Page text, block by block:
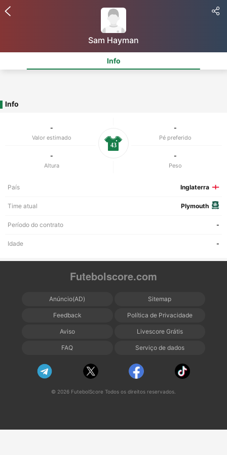
Sam Hayman
Info
Info
-
Valor estimado
-
Pé preferido
-
Altura
-
Peso
43
País Inglaterra
Time atual Plymouth
Período do contrato -
Idade -
Futebolscore.com
Anúncio(AD) Sitemap
Feedback Política de Privacidade
Aviso Livescore Grátis
FAQ Serviço de dados
© 2026 FutebolScore Todos os direitos reservados.